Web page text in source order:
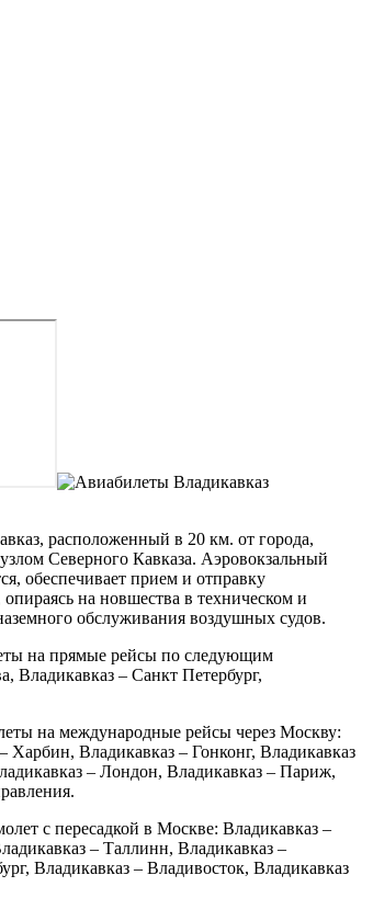
расположенный в 20 км. от города,
Северного Кавказа. Аэровокзальный
обеспечивает прием и отправку
на новшества в техническом и
обслуживания воздушных судов.
на прямые рейсы по следующим
Владикавказ – Санкт Петербург,
на международные рейсы через Москву:
Владикавказ – Гонконг, Владикавказ
– Лондон, Владикавказ – Париж,
с пересадкой в Москве: Владикавказ –
– Таллинн, Владикавказ –
Владикавказ – Владивосток, Владикавказ